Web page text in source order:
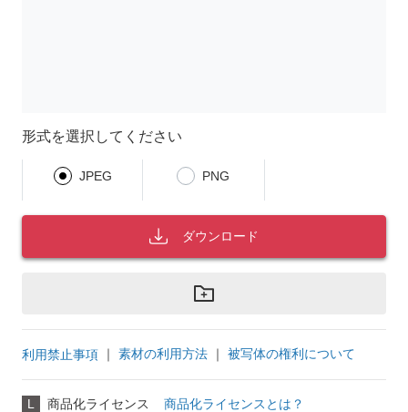
形式を選択してください
JPEG PNG
ダウンロード
利用禁止事項 ｜ 素材の利用方法 ｜ 被写体の権利について
L 商品化ライセンス 商品化ライセンスとは？